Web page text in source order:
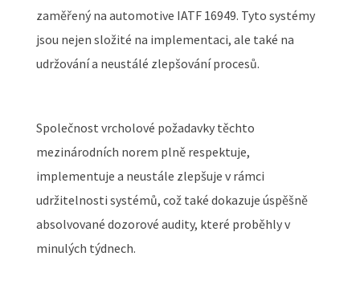
zaměřený na automotive IATF 16949. Tyto systémy
jsou nejen složité na implementaci, ale také na
udržování a neustálé zlepšování procesů.
Společnost vrcholové požadavky těchto
mezinárodních norem plně respektuje,
implementuje a neustále zlepšuje v rámci
udržitelnosti systémů, což také dokazuje úspěšně
absolvované dozorové audity, které proběhly v
minulých týdnech.